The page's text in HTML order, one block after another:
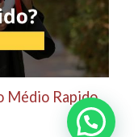
Médio Rapido